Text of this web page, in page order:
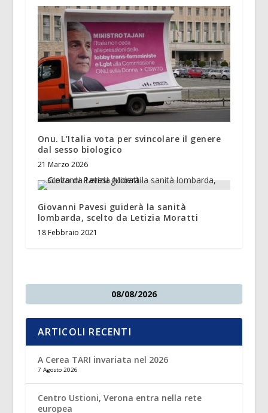
Onu. L’Italia vota per svincolare il genere
dal sesso biologico
21 Marzo 2026
Giovanni Pavesi guiderà la sanità
lombarda, scelto da Letizia Moratti
18 Febbraio 2021
08/08/2026
ARTICOLI RECENTI
A Cerea TARI invariata nel 2026
7 Agosto 2026
Centro Ustioni, Verona entra nella rete
europea